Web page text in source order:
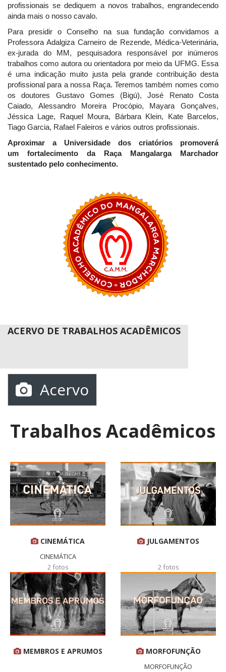
profissionais se dediquem a novos trabalhos, engrandecendo
ainda mais o nosso cavalo.
Para presidir o Conselho na sua fundação convidamos a
Professora Adalgiza Carneiro de Rezende, Médica-Veterinária,
ex-jurada do MM, pesquisadora responsável por inúmeros
trabalhos como autora ou orientadora por meio da UFMG. Essa
é uma indicação muito justa pela grande contribuição desta
profissional para a nossa Raça. Teremos também nomes como
os doutores Gustavo Gomes (Bigú), José Renato Costa
Caiado, Alessandro Moreira Procópio, Mayara Gonçalves,
Jéssica Lage, Raquel Moura, Bárbara Klein, Kate Barcelos,
Tiago Garcia, Rafael Faleiros e vários outros profissionais.
Aproximar a Universidade dos criatórios promoverá
um
fortalecimento da Raça Mangalarga Marchador
sustentado pelo conhecimento.
ACERVO DE TRABALHOS ACADÊMICOS
Acervo
Trabalhos Acadêmicos
CINEMÁTICA
CINEMÁTICA
2 fotos
JULGAMENTOS
2 fotos
MEMBROS E APRUMOS MORFOFUNÇÃO
MORFOFUNÇÃO